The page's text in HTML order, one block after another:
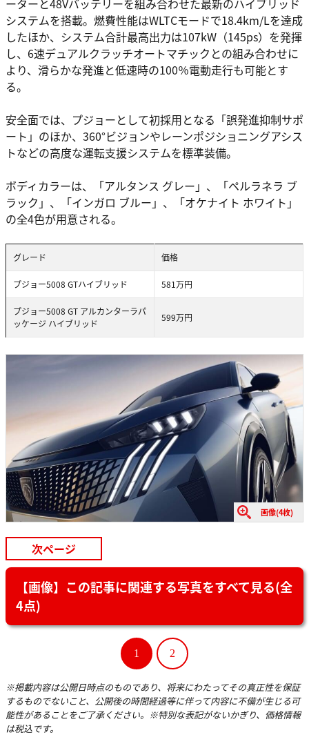
ーターと48Vバッテリーを組み合わせた最新のハイブリッド
システムを搭載。燃費性能はWLTCモードで18.4km/Lを達成
したほか、システム合計最高出力は107kW（145ps）を発揮
し、6速デュアルクラッチオートマチックとの組み合わせに
より、滑らかな発進と低速時の100％電動走行も可能とす
る。
安全面では、プジョーとして初採用となる「誤発進抑制サポ
ート」のほか、360°ビジョンやレーンポジショニングアシス
トなどの高度な運転支援システムを標準装備。
ボディカラーは、「アルタンス グレー」、「ペルラネラ ブ
ラック」、「インガロ ブルー」、「オケナイト ホワイト」
の全4色が用意される。
グレード 価格
プジョー5008 GTハイブリッド 581万円
プジョー5008 GT アルカンターラパ
ッケージ ハイブリッド
599万円
画像(4枚)
次ページ
【画像】この記事に関連する写真をすべて見る(全
4点)
1 2
※掲載内容は公開日時点のものであり、将来にわたってその真正性を保証
するものでないこと、公開後の時間経過等に伴って内容に不備が生じる可
能性があることをご了承ください。※特別な表記がないかぎり、価格情報
は税込です。